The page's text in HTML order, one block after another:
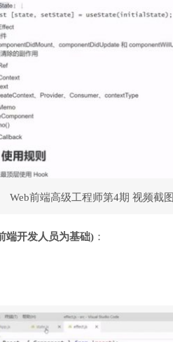
Web前端高级工程师第4期 视频截图
端开发人员为基础) ：